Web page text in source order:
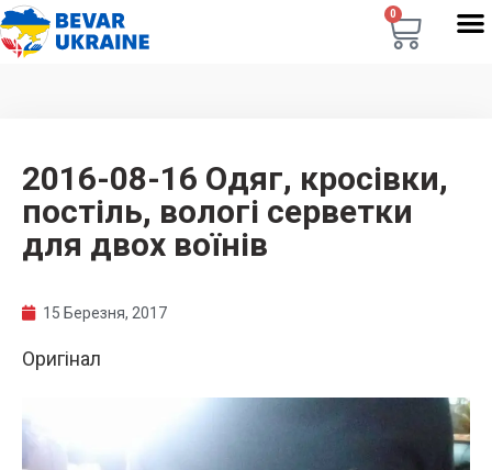
0
2016-08-16 Одяг, кросівки,
постіль, вологі серветки
для двох воїнів
15 Березня, 2017
Оригінал